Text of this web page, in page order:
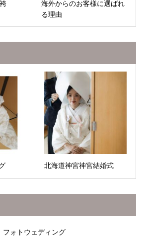
海外からのお客様に選ばれ
る理由
北海道神宮神宮結婚式
フォトウェディング